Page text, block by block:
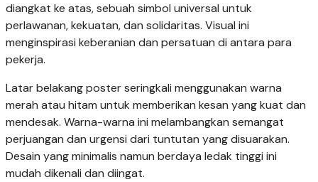
diangkat ke atas, sebuah simbol universal untuk
perlawanan, kekuatan, dan solidaritas. Visual ini
menginspirasi keberanian dan persatuan di antara para
pekerja.
Latar belakang poster seringkali menggunakan warna
merah atau hitam untuk memberikan kesan yang kuat dan
mendesak. Warna-warna ini melambangkan semangat
perjuangan dan urgensi dari tuntutan yang disuarakan.
Desain yang minimalis namun berdaya ledak tinggi ini
mudah dikenali dan diingat.